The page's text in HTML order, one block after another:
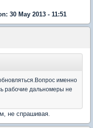
30 May 2013 - 11:51
именно
рабочие дальномеры не
не спрашивая.